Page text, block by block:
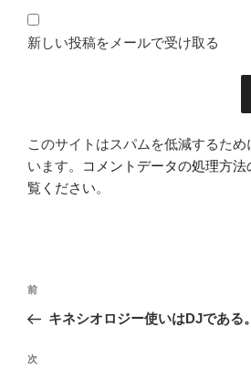
新しい投稿をメールで受け取る
このサイトはスパムを低減するた
います。
コメントデータの処理方
覧ください。
投
ナ
ビ
前
の
稿
前
キネシオロジー使いはDJである。
次
次